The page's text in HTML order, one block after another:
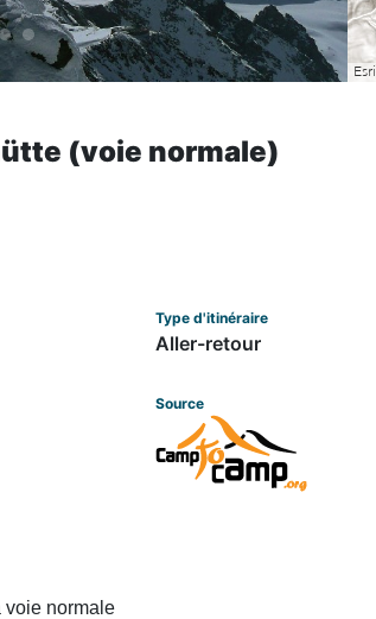
(voie normale)
Type d'itinéraire
Aller-retour
Source
voie normale